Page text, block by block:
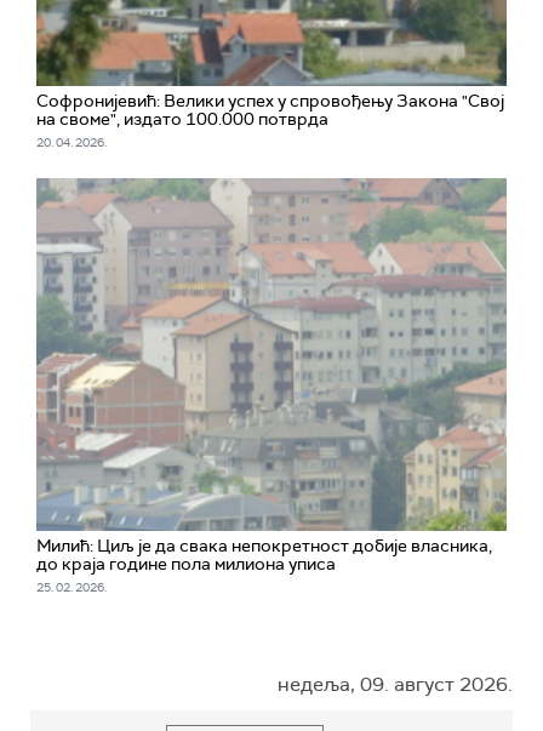
Софронијевић: Велики успех у спровођењу Закона "Свој
на своме", издато 100.000 потврда
20. 04. 2026.
Милић: Циљ је да свака непокретност добије власника,
до краја године пола милиона уписа
25. 02. 2026.
недеља, 09. август 2026.